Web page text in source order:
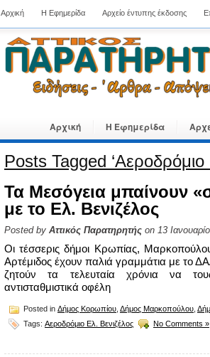
Αρχική Η Εφημερίδα Αρχείο έντυπης έκδοσης
Αρχική Η Εφημερίδα
Posts Tagged ‘Αεροδρόμιο
Τα Μεσόγεια μπαίνουν
με το Ελ. Βενιζέλος
Posted by Αττικός Παρατηρητής on 13
Οι τέσσερις δήμοι Κρωπίας,
Αρτέμιδος έχουν παλιά γραμμάτια με το
ζητούν τα τελευταία χρόνια να
αντισταθμιστικά οφέλη
Posted in Δήμος Κορωπίου Δήμος Μαρκοπούλου
Tags: Αεροδρόμιο Ελ. Βενιζέλος No Comments »